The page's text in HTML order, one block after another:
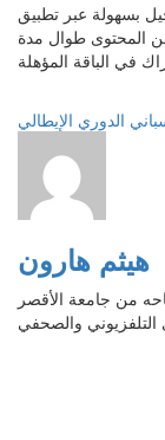
بسهولة عبر تطبيق
من المحتوى طوال مدة
الدوري الإيطالي
هيثم هارون
من جامعة الأقصر